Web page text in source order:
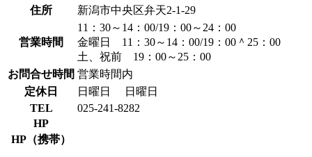
住所
新潟市中央区弁天2-1-29
営業時間
11：30～14：00/19：00～24：00
金曜日 11：30～14：00/19：00＾25：00
土、祝前 19：00～25：00
お問合せ時間 営業時間内
定休日
日曜日
日曜日
TEL
025-241-8282
HP
HP（携帯）